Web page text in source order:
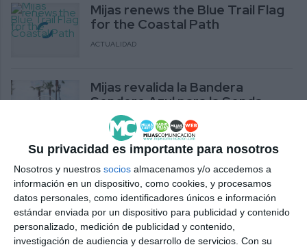
Su privacidad es importante para nosotros
Nosotros y nuestros socios almacenamos y/o accedemos a
información en un dispositivo, como cookies, y procesamos
datos personales, como identificadores únicos e información
estándar enviada por un dispositivo para publicidad y contenido
personalizado, medición de publicidad y contenido,
investigación de audiencia y desarrollo de servicios. Con su
Mijas renews the Blue Trail Flag
for the Coastal Path
ACTUALIDAD
Mijas revalida la Bandera
Sendero Azul para la Senda
Litoral
ACTUALIDAD
La Senda Litoral de Mijas
renueva un año más el
prestigioso galardón Bandera
Sendero Azul
ACTUALIDAD